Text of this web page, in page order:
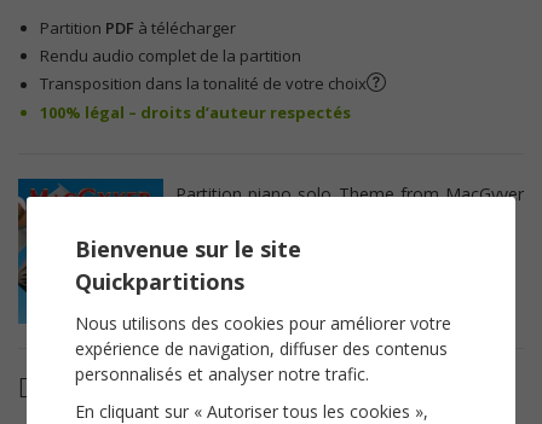
Partition PDF à télécharger
Rendu audio complet de la partition
Transposition dans la tonalité de votre choix
100% légal – droits d’auteur respectés
Partition piano solo Theme from MacGyver
Détails de la partition
Bienvenue sur le site
Quickpartitions
Nous utilisons des cookies pour améliorer votre
expérience de navigation, diffuser des contenus
personnalisés et analyser notre trafic.
En cliquant sur « Autoriser tous les cookies »,